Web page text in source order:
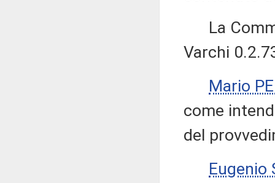
La
Varchi
Mario
come
del
Eugenio